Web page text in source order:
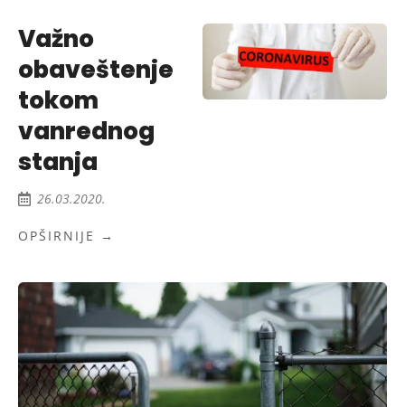
Važno
obaveštenje
tokom
vanrednog
stanja
26.03.2020.
OPŠIRNIJE →